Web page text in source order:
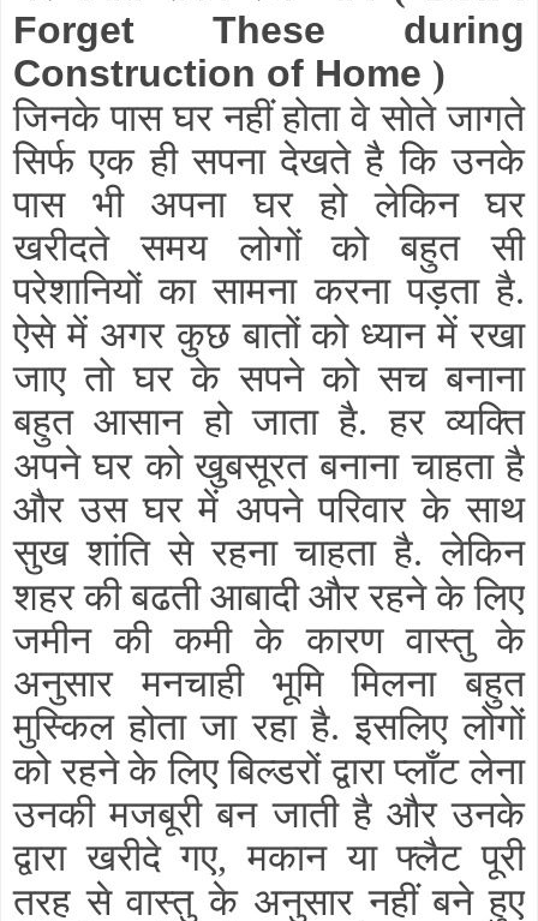
Forget These during
Construction of Home )
जिनके पास घर नहीं होता वे सोते जागते
सिर्फ एक ही सपना देखते है कि उनके
पास भी अपना घर हो लेकिन घर
खरीदते समय लोगों को बहुत सी
परेशानियों का सामना करना पड़ता है.
ऐसे में अगर कुछ बातों को ध्यान में रखा
जाए तो घर के सपने को सच बनाना
बहुत आसान हो जाता है.हर व्यक्ति
अपने घर को खुबसूरत बनाना चाहता है
और उस घर में अपने परिवार के साथ
सुख शांति से रहना चाहता है.लेकिन
शहर की बढती आबादी और रहने के लिए
जमीन की कमी के कारण वास्तु के
अनुसार मनचाही भूमि मिलना बहुत
मुस्किल होता जा रहा है.इसलिए लोगों
को रहने के लिए बिल्डरों द्वारा प्लाँट लेना
उनकी मजबूरी बन जाती है और उनके
द्वारा खरीदे गए,मकान या फ्लैट पूरी
तरह से वास्तु के अनुसार नहीं बने हुए